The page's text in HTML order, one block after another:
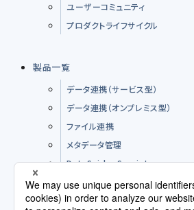
ユーザーコミュニティ
プロダクトライフサイクル
製品一覧
データ連携（サービス型）
データ連携（オンプレミス型）
ファイル連携
メタデータ管理
DataSpider Servista
その他製品
オープンソースソフトウエア（OSS）